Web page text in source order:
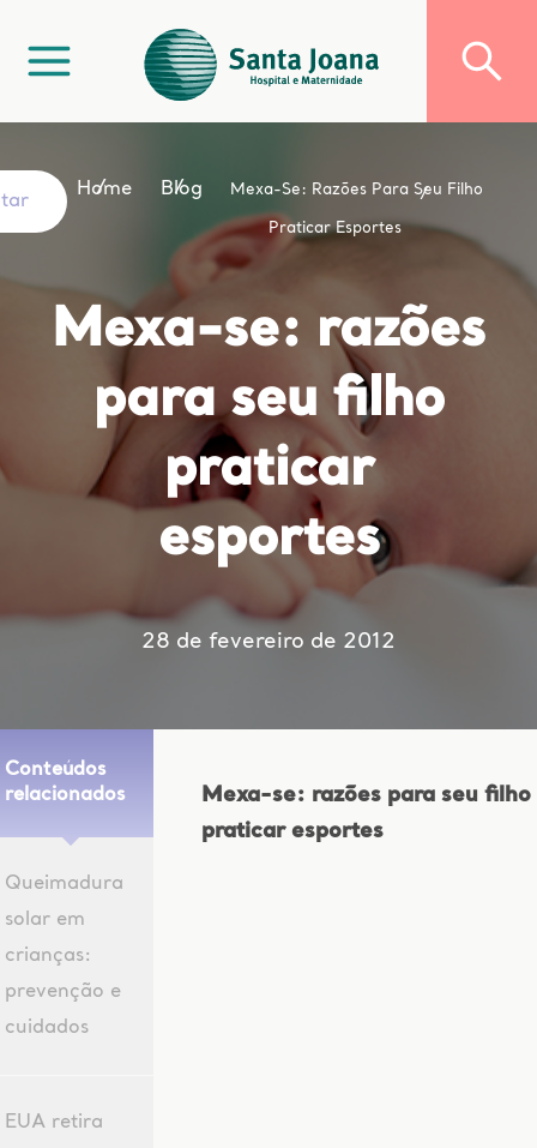
Home Blog Mexa-Se: Razões Para Seu Filho
Praticar Esportes
Mexa-se: razões
para seu filho
praticar
esportes
28 de fevereiro de 2012
Conteúdos
relacionados
Queimadura
solar em
crianças:
prevenção e
cuidados
EUA retira
Mexa-se: razões para seu filho
praticar esportes